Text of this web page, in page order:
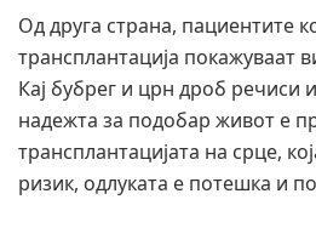
Од друга страна, пациентите
трансплантација покажуваат
Кај бубрег и црн дроб речиси
надежта за подобар живот е
трансплантацијата на срце,
ризик, одлуката е потешка и